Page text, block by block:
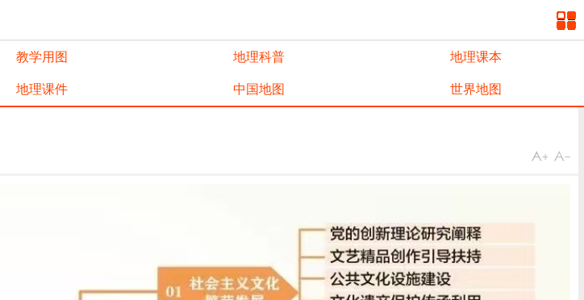
教学用图 地理科普 地理课本
地理课件 中国地图 世界地图